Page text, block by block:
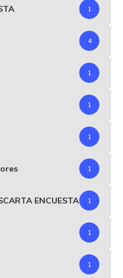
1
4
1
1
1
1
ENCUESTA 1
1
1